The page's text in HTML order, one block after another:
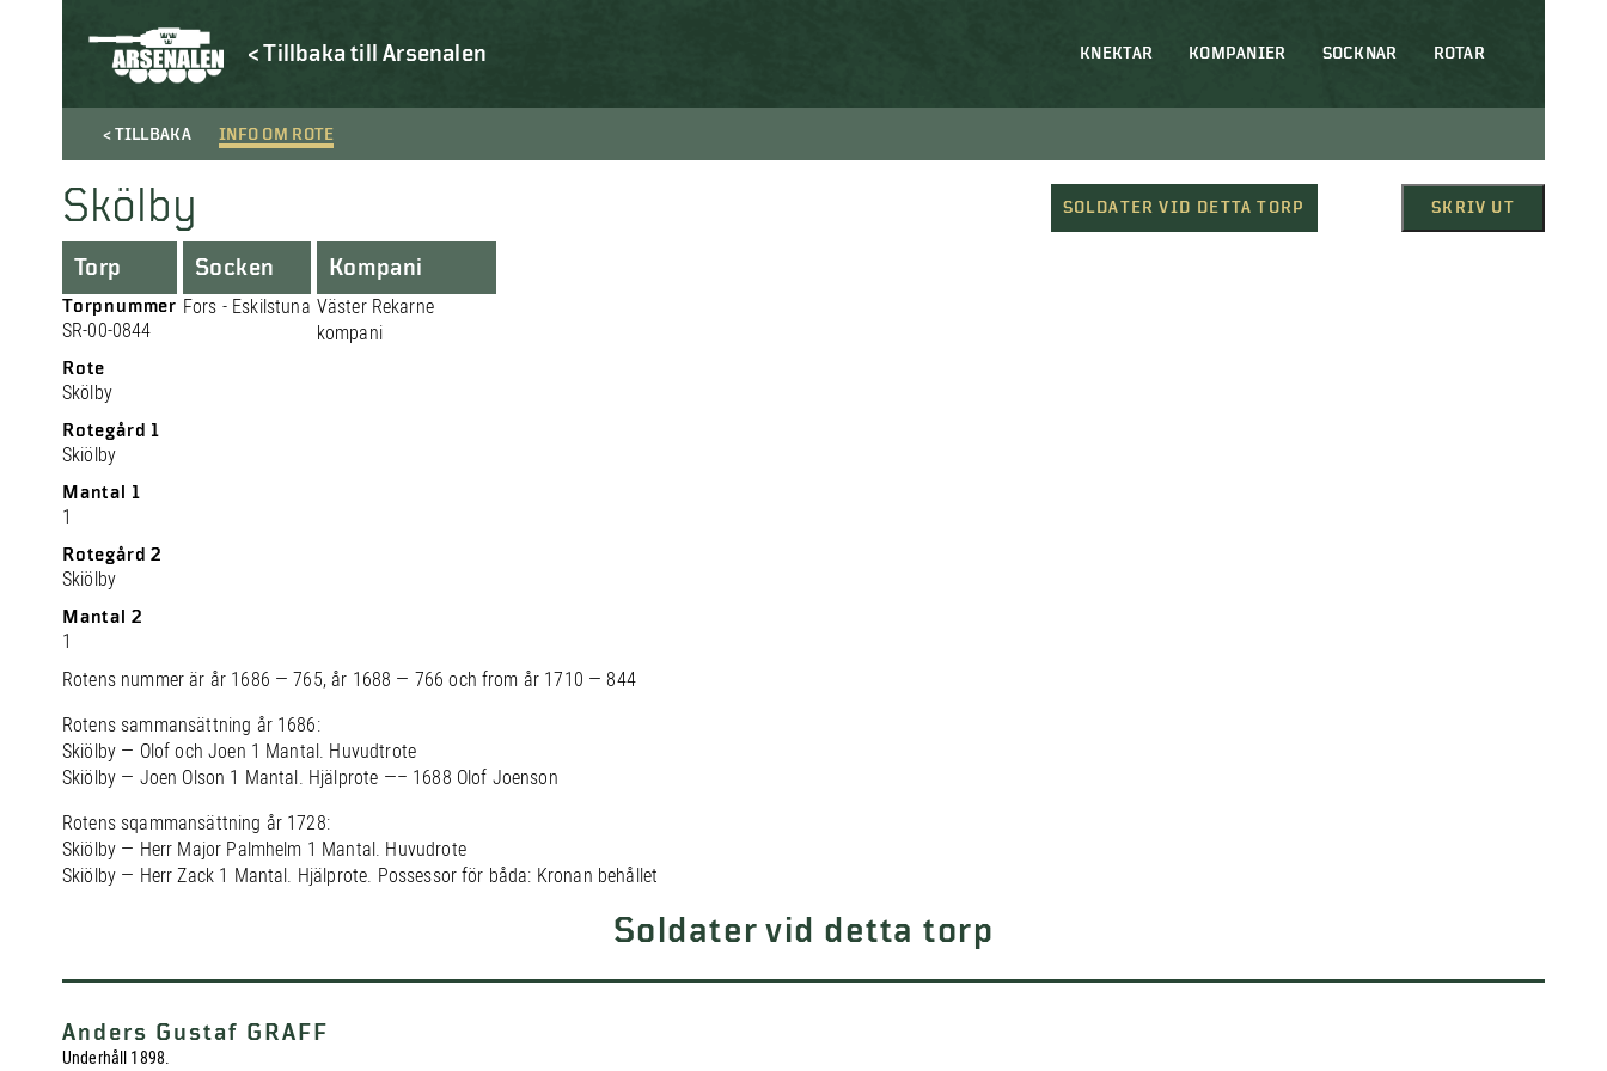
< Tillbaka till Arsenalen KNEKTAR KOMPANIER SOCKNAR ROTAR
< TILLBAKA INFO OM ROTE
Skölby SOLDATER VID DETTA TORP SKRIV UT
Torp
Torpnummer
SR-00-0844
Rote
Skölby
Rotegård 1
Skiölby
Mantal 1
1
Rotegård 2
Skiölby
Mantal 2
1
Socken
Fors - Eskilstuna
Kompani
Väster Rekarne
kompani
Rotens nummer är år 1686 — 765, år 1688 — 766 och from år 1710 — 844
Rotens sammansättning år 1686:
Skiölby — Olof och Joen 1 Mantal. Huvudtrote
Skiölby — Joen Olson 1 Mantal. Hjälprote —– 1688 Olof Joenson
Rotens sqammansättning år 1728:
Skiölby — Herr Major Palmhelm 1 Mantal. Huvudrote
Skiölby — Herr Zack 1 Mantal. Hjälprote. Possessor för båda: Kronan behållet
Soldater vid detta torp
Anders Gustaf GRAFF
Underhåll 1898.